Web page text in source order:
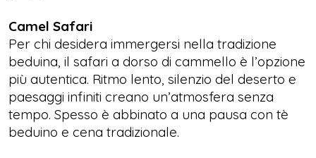
Camel Safari
Per chi desidera immergersi nella tradizione
beduina, il safari a dorso di cammello è l’opzione
più autentica. Ritmo lento, silenzio del deserto e
paesaggi infiniti creano un’atmosfera senza
tempo. Spesso è abbinato a una pausa con tè
beduino e cena tradizionale.